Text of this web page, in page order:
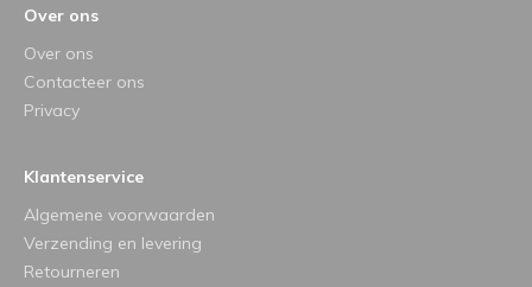
Over ons
Over ons
Contacteer ons
Privacy
Klantenservice
Algemene voorwaarden
Verzending en levering
Retourneren